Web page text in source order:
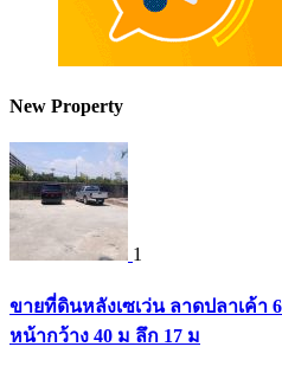
New Property
1
ขายที่ดินหลังเซเว่น ลาดปลาเค้า
หน้ากว้าง 40 ม ลึก 17 ม